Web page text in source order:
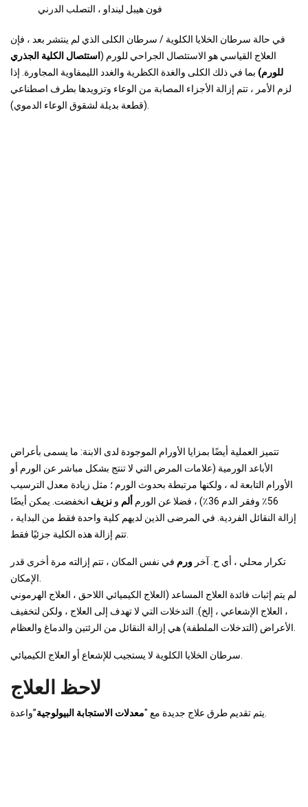
فون هيبل لينداو ، التصلب الدرني
في حالة سرطان الخلايا الكلوية / سرطان الكلى الذي لم ينتشر بعد ، فإن
العلاج القياسي هو الاستئصال الجراحي للورم ( استئصال الكلية الجذري
للورم) بما في ذلك الكلى والغدة الكظرية والغدد الليمفاوية المجاورة. إذا
لزم الأمر ، تتم إزالة الأجزاء المصابة من الوعاء وتزويدها بطرف اصطناعي
تتميز العملية أيضًا بمزايا الأورام الموجودة لدى الابنة: ما يسمى بأعراض
الأباعد الورمية (علامات المرض التي لا تنتج بشكل مباشر عن الورم أو
الأورام التابعة له ، ولكنها مرتبطة بحدوث الورم ؛ مثل زيادة معدل الترسيب
56٪ وفقر الدم 36٪) ، فضلا عن الورم
ألم و نزيف انخفضت. يمكن أيضًا
إزالة النقائل الفردية. في المرضى الذين لديهم كلية واحدة فقط من البداية ،
تكرار محلي ، أي ح. آخر ورم في نفس المكان ، تتم إزالته مرة أخرى قدر
لم يتم إثبات فائدة العلاج المساعد (العلاج الكيميائي اللاحق ، العلاج الهرموني
، العلاج الإشعاعي ، إلخ). التدخلات التي لا تهدف إلى العلاج ، ولكن لتخفيف
لاحظ العلاج
يتم تقديم طرق علاج جديدة مع "معدلات الاستجابة البيولوجية